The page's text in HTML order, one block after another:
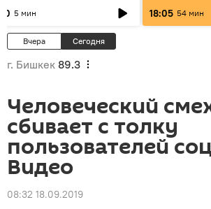
5 мин
18:05 54 мин
Вчера Сегодня
г. Бишкек 89.3
Человеческий
сбивает с толку
пользователей
Видео
08:32 18.09.2019